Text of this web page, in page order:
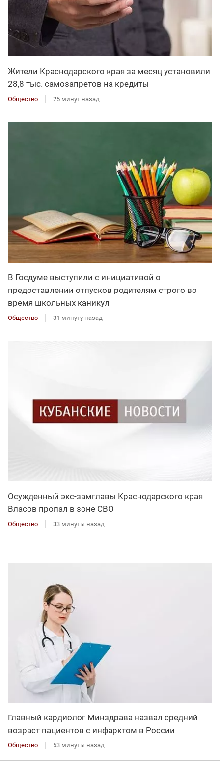
Жители Краснодарского края за месяц установили
28,8 тыс. самозапретов на кредиты
Общество 25 минут назад
В Госдуме выступили с инициативой о
предоставлении отпусков родителям строго во
время школьных каникул
Общество 31 минуту назад
Осужденный экс-замглавы Краснодарского края
Власов пропал в зоне СВО
Общество 33 минуты назад
Главный кардиолог Минздрава назвал средний
возраст пациентов с инфарктом в России
Общество 53 минуты назад